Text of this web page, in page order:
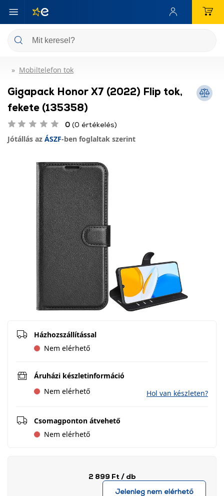
Mobiltelefon tok
Gigapack Honor X7 (2022) Flip tok,
fekete (135358)
0 (0 értékelés)
Jótállás az ÁSZF-ben foglaltak szerint
Házhozszállítással
Nem elérhető
Áruházi készletinformáció
Nem elérhető
Hol van készleten?
Csomagponton átvehető
Nem elérhető
2 899 Ft / db
Jelenleg nem elérhető